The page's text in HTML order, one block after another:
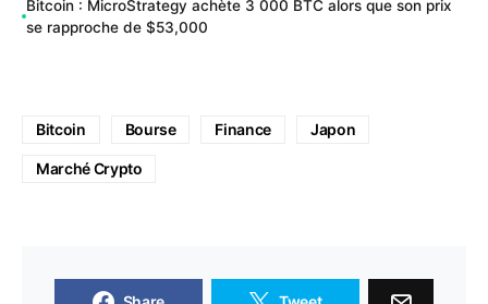
Bitcoin : MicroStrategy achète 3 000 BTC alors que son prix
se rapproche de $53,000
Bitcoin Bourse Finance Japon
Marché Crypto